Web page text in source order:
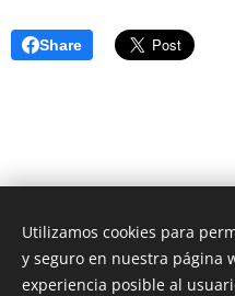
Share
Unione Superiori Generali -
Utilizamos cookies para
y seguro en nuestra página
experiencia posible al